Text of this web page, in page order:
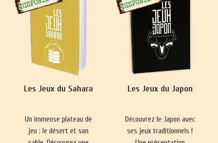
Les Jeux du Sahara
Un immense plateau de
jeu : le désert et son
Les Jeux du Japon
Découvrez le Japon avec
ses jeux traditionnels !